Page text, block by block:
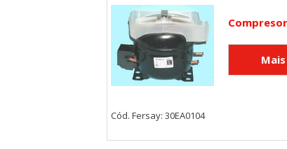
Cód. Fersay: 30EA0104
CONFIGURACIÓN DE COOKIES
navegador para bloquear o alertar sobre estas cookies,
información de identificación personal.